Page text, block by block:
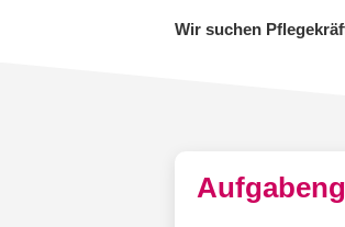
Wir suchen